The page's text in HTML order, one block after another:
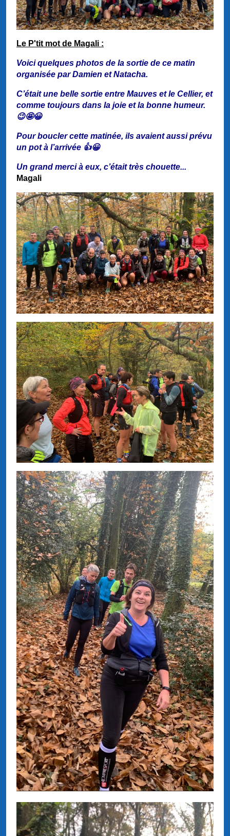
Le P'tit mot de Magali :
Voici quelques photos de la sortie de ce matin
organisée par Damien et Natacha.
C’était une belle sortie entre Mauves et le Cellier, et
comme toujours dans la joie et la bonne humeur.
😉🤩😀
Pour boucler cette matinée, ils avaient aussi prévu
un pot à l’arrivée 👍😀
Un grand merci à eux, c’était très chouette...
Magali